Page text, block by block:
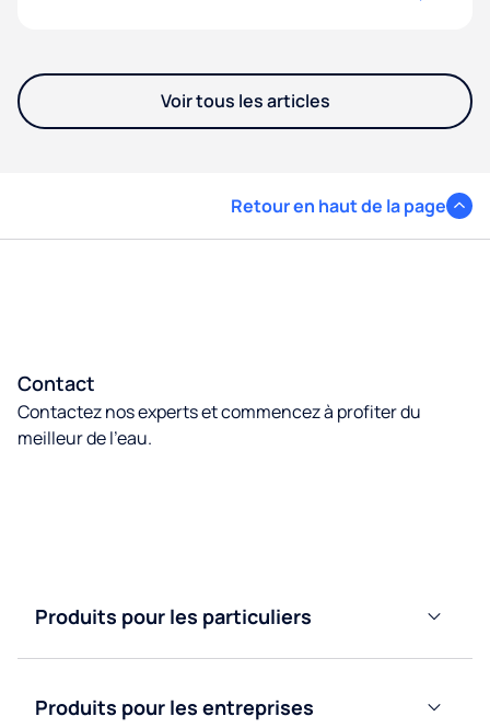
Voir tous les articles
Retour en haut de la page
Contact
Contactez nos experts et commencez à profiter du
meilleur de l’eau.
Produits pour les particuliers
Adoucisseurs
Purificateurs
Produits pour les entreprises